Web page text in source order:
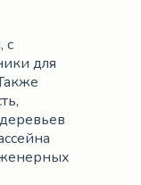
с
для